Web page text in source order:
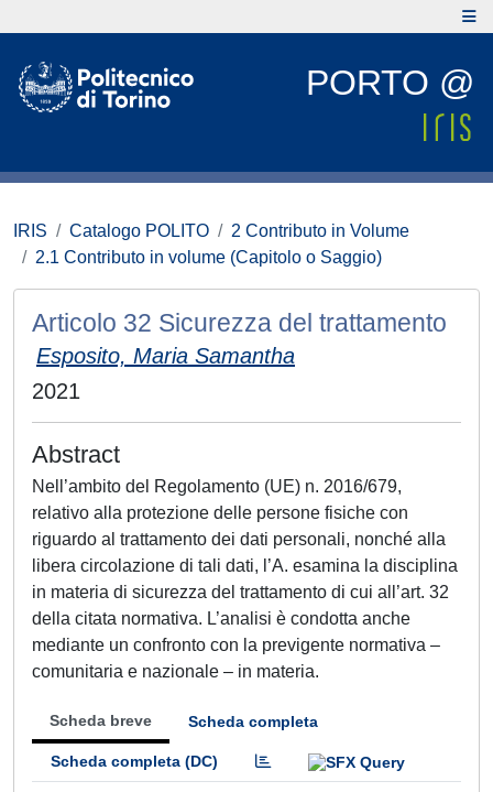
PORTO @
IRIS Catalogo POLITO
2 Contributo in Volume
2.1 Contributo in volume (Capitolo o Saggio)
Articolo 32 Sicurezza del trattamento
Esposito, Maria Samantha
2021
Abstract
Nell’ambito del Regolamento (UE) n. 2016/679,
relativo alla protezione delle persone fisiche con
riguardo al trattamento dei dati personali, nonché alla
libera circolazione di tali dati, l’A. esamina la disciplina
in materia di sicurezza del trattamento di cui all’art. 32
della citata normativa. L’analisi è condotta anche
mediante un confronto con la previgente normativa –
comunitaria e nazionale – in materia.
Scheda breve Scheda completa
Scheda completa (DC)